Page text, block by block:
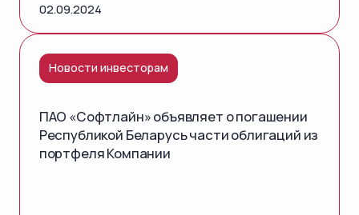
02.09.2024
Новости инвесторам
ПАО «Софтлайн» объявляет о погашении
Республикой Беларусь части облигаций из
портфеля Компании